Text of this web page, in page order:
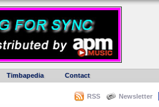
Timbapedia Contact
RSS Newsletter